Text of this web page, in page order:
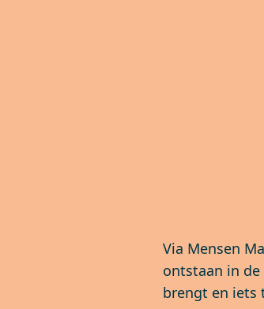
Via Mensen
ontstaan in
brengt en iets